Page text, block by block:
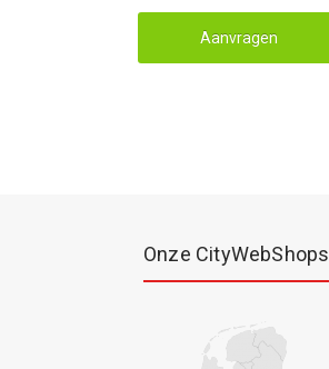
Onze CityWebShops